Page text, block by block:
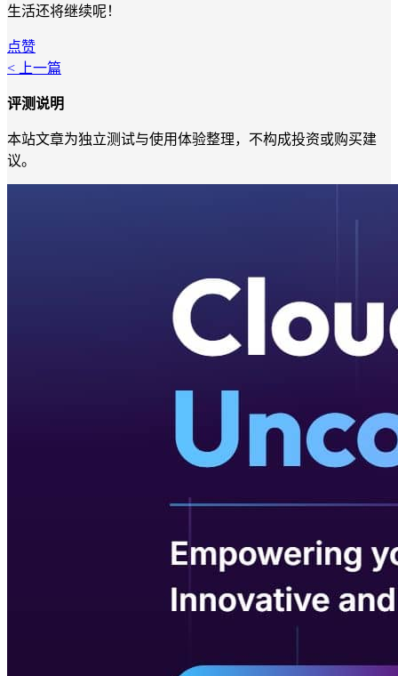
生活还将继续呢！
点赞
< 上一篇
评测说明
本站文章为独立测试与使用体验整理，不构成投资或购买建
议。